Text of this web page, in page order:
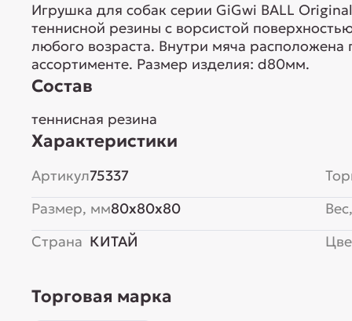
Игрушка для собак серии GiGwi BALL
теннисной резины с ворсистой
любого возраста. Внутри мяча
ассортименте. Размер изделия: d80мм.
Состав
теннисная резина
Характеристики
Артикул75337
Размер, мм80x80x80
Страна КИТАЙ
Торговая марка